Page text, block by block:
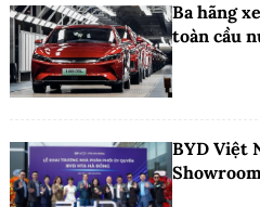
Ba hãng
toàn cầu
BYD Việt